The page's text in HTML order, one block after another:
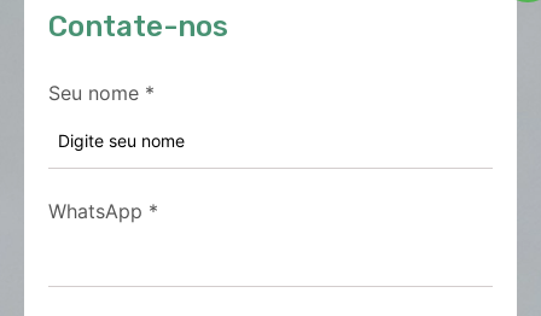
Contate-nos
Seu nome *
WhatsApp *